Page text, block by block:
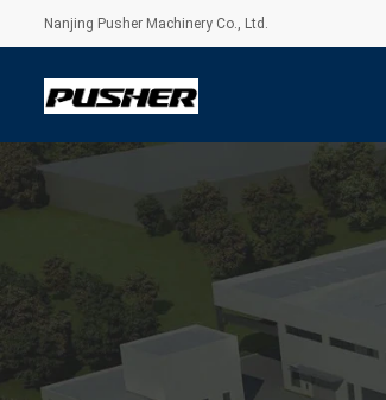
Nanjing Pusher Machinery Co., Ltd.